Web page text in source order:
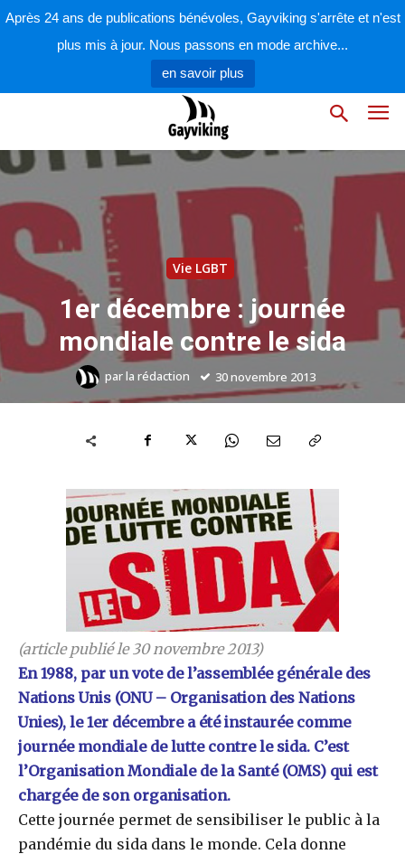
Après 24 ans de publications bénévoles, Gayviking s'arrête et n'est
plus mis à jour. Nous passons en mode archive...
en savoir plus
Vie LGBT
1er décembre : journée
mondiale contre le sida
parla rédaction 30 novembre 2013
(article publié le 30 novembre 2013)
En 1988, par un vote de l’assemblée générale des
Nations Unis (ONU – Organisation des Nations
Unies), le 1er décembre a été instaurée comme
journée mondiale de lutte contre le sida. C’est
l’Organisation Mondiale de la Santé (OMS) qui est
chargée de son organisation.
Cette journée permet de sensibiliser le public à la
pandémie du sida dans le monde. Cela donne